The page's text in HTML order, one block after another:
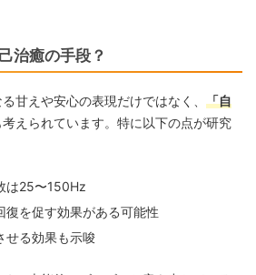
治癒の手段？
甘えや安心の表現だけではなく、 「自
考えられています。特に以下の点が研究
は25〜150Hz
復を促す効果がある可能性
せる効果も示唆